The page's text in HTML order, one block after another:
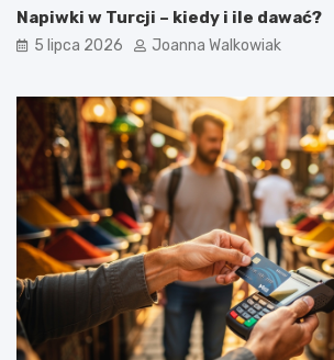
Napiwki w Turcji – kiedy i ile dawać?
5 lipca 2026 Joanna Walkowiak